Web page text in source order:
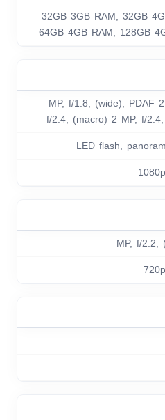
32GB 3GB RAM, 32GB
64GB 4GB RAM, 128GB
50 MP, f/1.8, (wide), PDAF
f/2.4, (macro) 2 MP, f/
LED flash,